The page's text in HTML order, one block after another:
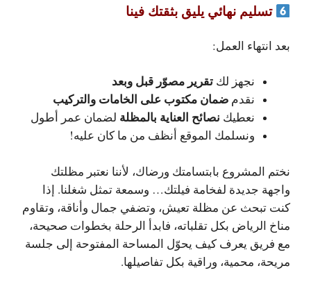
تسليم نهائي يليق بثقتك فينا
بعد انتهاء العمل:
نجهز لك تقرير مصوّر قبل وبعد
نقدم ضمان مكتوب على الخامات والتركيب
نعطيك نصائح العناية بالمظلة لضمان عمر أطول
ونسلمك الموقع أنظف من ما كان عليه!
نختم المشروع بابتسامتك ورضاك، لأننا نعتبر مظلتك
واجهة جديدة لفخامة فيلتك… وسمعة تمثل شغلنا. إذا
كنت تبحث عن مظلة تعيش، وتضفي جمال وأناقة، وتقاوم
مناخ الرياض بكل تقلباته، فابدأ الرحلة بخطوات صحيحة،
مع فريق يعرف كيف يحوّل المساحة المفتوحة إلى جلسة
مريحة، محمية، وراقية بكل تفاصيلها.